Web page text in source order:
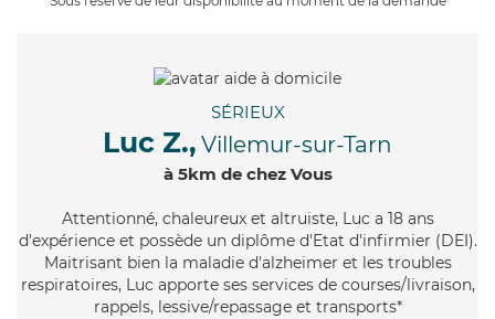
SÉRIEUX
Luc Z., Villemur-sur-Tarn
à 5km de chez Vous
Attentionné, chaleureux et altruiste, Luc a 18 ans
d'expérience et possède un diplôme d'Etat d'infirmier (DEI).
Maitrisant bien la maladie d'alzheimer et les troubles
respiratoires, Luc apporte ses services de courses/livraison,
rappels, lessive/repassage et transports*